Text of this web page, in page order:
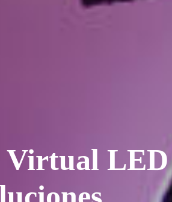
Virtual LED